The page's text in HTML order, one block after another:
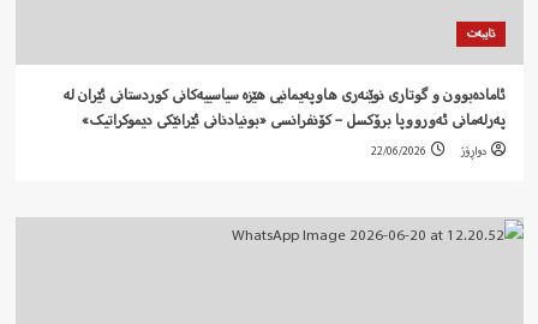
تایبەت
ئامادەبوون و گوتاری نوێنەری هاوپەیمانیی هێزە سیاسییەکانی کوردستانی ئێران لە
پەرلەمانی ئەورووپا برۆکسل – کۆنفرانسی «بونیادنانی ئێرانێکی دیموکراتیک»
دواڕۆژ 22/06/2026